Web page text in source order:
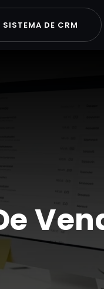
SISTEMA DE CRM